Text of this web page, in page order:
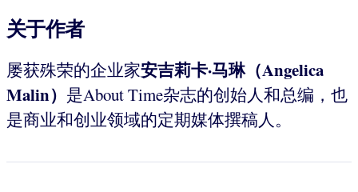
关于作者
屡获殊荣的企业家安吉莉卡·马琳（Angelica
Malin） 是About Time杂志的创始人和总编，也
是商业和创业领域的定期媒体撰稿人。